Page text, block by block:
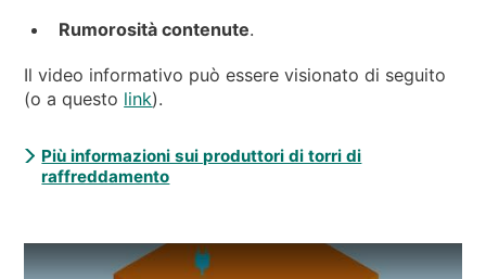
Rumorosità contenute.
Il video informativo può essere visionato di seguito
(o a questo link).
Più informazioni sui produttori di torri di
raffreddamento